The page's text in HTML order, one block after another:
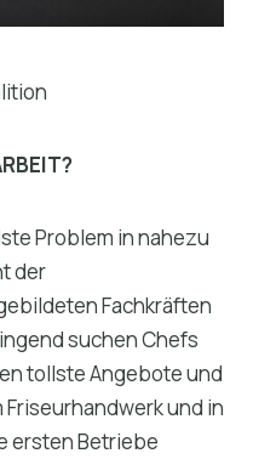
Problem in nahezu
der
Fachkräften
suchen Chefs
tollste Angebote und
und in
ersten Betriebe